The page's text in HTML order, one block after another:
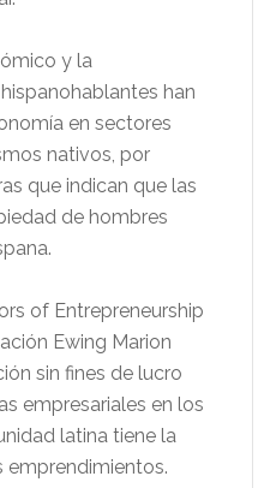
y la
han
en sectores
nativos, por
que indican que las
de hombres
of Entrepreneurship
Ewing Marion
sin fines de lucro
empresariales en los
latina tiene la
emprendimientos.